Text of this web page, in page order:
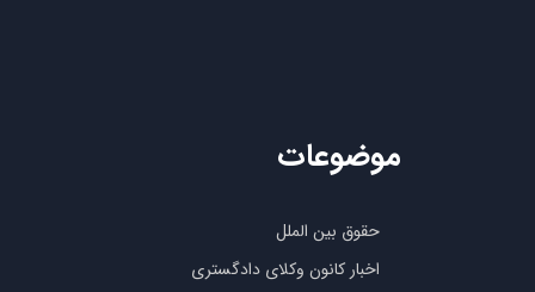
حقوق بین الملل
اخبار کانون وکلای دادگستری
موضوعات